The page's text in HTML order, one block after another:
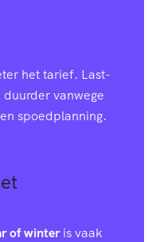
het tarief. Last-
vanwege
spoedplanning.
of winteris vaak